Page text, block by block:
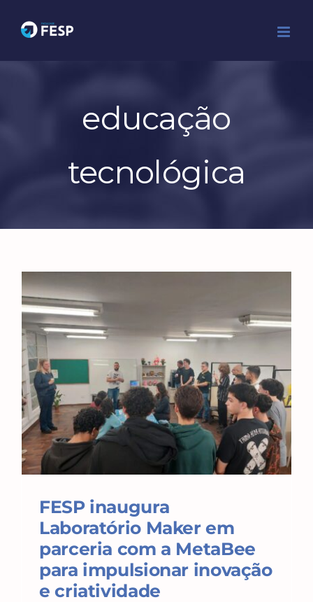
para
conteúdo
educação
tecnológica
FESP inaugura
Laboratório Maker em
parceria com a MetaBee
para impulsionar inovação
e criatividade